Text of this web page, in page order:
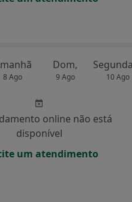
8 Ago
Dom,
9 Ago 10 Ago
online não está
disponível
um atendimento